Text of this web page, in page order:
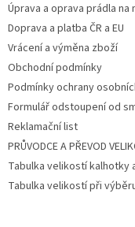
Úprava a oprava prádla na
Doprava a platba ČR a EU
Vrácení a výměna zboží
Obchodní podmínky
Podmínky ochrany
Formulář odstoupení od
Reklamační list
PRŮVODCE A PŘEVOD
Tabulka velikostí kalhotky
Tabulka velikostí při